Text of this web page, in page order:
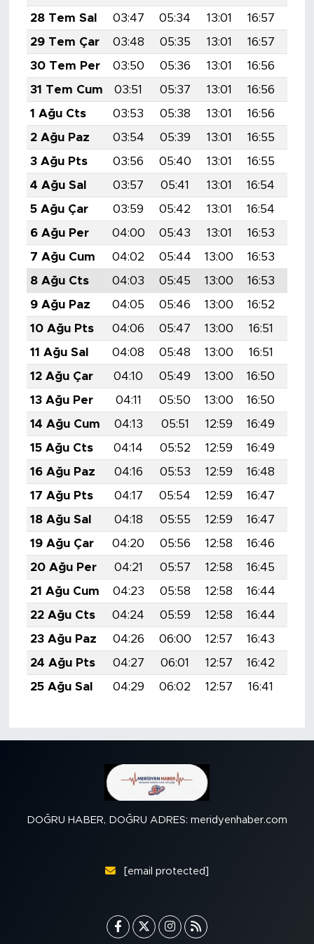
28 Tem Sal
03:47 05:34 13:01 16:57
29 Tem Çar
03:48 05:35 13:01 16:57
30 Tem Per
03:50 05:36 13:01 16:56
31 Tem Cum
03:51 05:37 13:01 16:56
1 Ağu Cts
03:53 05:38 13:01 16:56
2 Ağu Paz
03:54 05:39 13:01 16:55
3 Ağu Pts
03:56 05:40 13:01 16:55
4 Ağu Sal
03:57 05:41 13:01 16:54
5 Ağu Çar
03:59 05:42 13:01 16:54
6 Ağu Per
04:00 05:43 13:01 16:53
7 Ağu Cum
04:02 05:44 13:00 16:53
8 Ağu Cts
04:03 05:45 13:00 16:53
9 Ağu Paz
04:05 05:46 13:00 16:52
10 Ağu Pts
04:06 05:47 13:00 16:51
11 Ağu Sal
04:08 05:48 13:00 16:51
12 Ağu Çar
04:10 05:49 13:00 16:50
13 Ağu Per
04:11 05:50 13:00 16:50
14 Ağu Cum
04:13 05:51 12:59 16:49
15 Ağu Cts
04:14 05:52 12:59 16:49
16 Ağu Paz
04:16 05:53 12:59 16:48
17 Ağu Pts
04:17 05:54 12:59 16:47
18 Ağu Sal
04:18 05:55 12:59 16:47
19 Ağu Çar
04:20 05:56 12:58 16:46
20 Ağu Per
04:21 05:57 12:58 16:45
21 Ağu Cum
04:23 05:58 12:58 16:44
22 Ağu Cts
04:24 05:59 12:58 16:44
23 Ağu Paz
04:26 06:00 12:57 16:43
24 Ağu Pts
04:27 06:01 12:57 16:42
25 Ağu Sal
04:29 06:02 12:57 16:41
DOĞRU HABER, DOĞRU ADRES: meridyenhaber.com
[email protected]
MEDYA KÖŞESİ
FOTO GALERİ
VİDEOLAR
ALINTI YAZARLAR
SOSYAL MEDYA